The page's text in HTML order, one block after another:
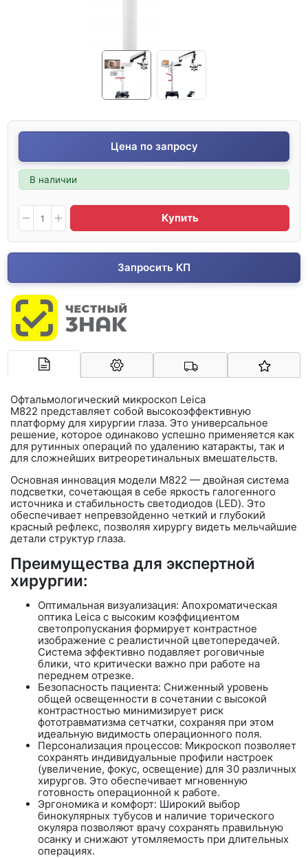
Цена по запросу
В наличии
Купить
Запросить КП
Арконт-Мед
Офтальмологический микроскоп Leica
M822 представляет собой высокоэффективную
платформу для хирургии глаза. Это универсальное
решение, которое одинаково успешно применяется как
для рутинных операций по удалению катаракты, так и
для сложнейших витреоретинальных вмешательств.
Основная инновация модели M822 — двойная система
подсветки, сочетающая в себе яркость галогенного
источника и стабильность светодиодов (LED). Это
обеспечивает непревзойденно четкий и глубокий
красный рефлекс, позволяя хирургу видеть мельчайшие
детали структур глаза.
Преимущества для экспертной
хирургии:
Оптимальная визуализация: Апохроматическая
оптика Leica с высоким коэффициентом
светопропускания формирует контрастное
изображение с реалистичной цветопередачей.
Система эффективно подавляет роговичные
блики, что критически важно при работе на
переднем отрезке.
Безопасность пациента: Сниженный уровень
общей освещенности в сочетании с высокой
контрастностью минимизирует риск
фототравматизма сетчатки, сохраняя при этом
идеальную видимость операционного поля.
Персонализация процессов: Микроскоп позволяет
сохранять индивидуальные профили настроек
(увеличение, фокус, освещение) для 30 различных
хирургов. Это обеспечивает мгновенную
готовность операционной к работе.
Эргономика и комфорт: Широкий выбор
бинокулярных тубусов и наличие торического
окуляра позволяют врачу сохранять правильную
осанку и снижают утомляемость при длительных
операциях.